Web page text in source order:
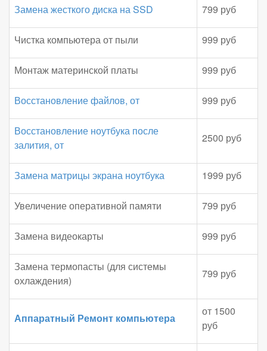
Замена жесткого диска на SSD 799 руб
Чистка компьютера от пыли 999 руб
Монтаж материнской платы 999 руб
Восстановление файлов, от 999 руб
Восстановление ноутбука после
залития, от
2500 руб
Замена матрицы экрана ноутбука 1999 руб
Увеличение оперативной памяти 799 руб
Замена видеокарты 999 руб
Замена термопасты (для системы
охлаждения)
799 руб
Аппаратный Ремонт компьютера
от 1500
руб